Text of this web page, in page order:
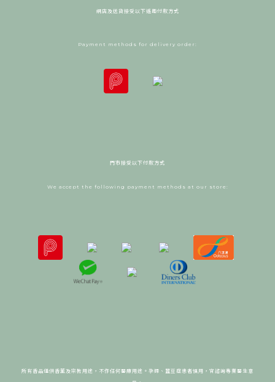
網店及送貨接受以下遙距付款方式
Payment methods for delivery order:
門市接受以下付款方式
We accept the following payment methods at our store:
所有香品僅供香薰及宗教用途，不作任何醫療用途。 孕婦、蠶豆症患者慎用，宜諮詢專業醫生意